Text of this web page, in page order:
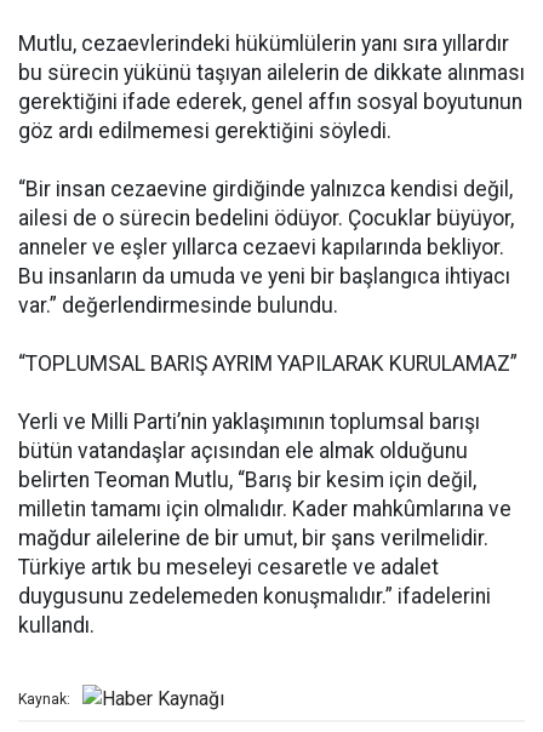
Mutlu, cezaevlerindeki hükümlülerin yanı sıra yıllardır
bu sürecin yükünü taşıyan ailelerin de dikkate alınması
gerektiğini ifade ederek, genel affın sosyal boyutunun
göz ardı edilmemesi gerektiğini söyledi.
“Bir insan cezaevine girdiğinde yalnızca kendisi değil,
ailesi de o sürecin bedelini ödüyor. Çocuklar büyüyor,
anneler ve eşler yıllarca cezaevi kapılarında bekliyor.
Bu insanların da umuda ve yeni bir başlangıca ihtiyacı
var.” değerlendirmesinde bulundu.
“TOPLUMSAL BARIŞ AYRIM YAPILARAK KURULAMAZ”
Yerli ve Milli Parti’nin yaklaşımının toplumsal barışı
bütün vatandaşlar açısından ele almak olduğunu
belirten Teoman Mutlu, “Barış bir kesim için değil,
milletin tamamı için olmalıdır. Kader mahkûmlarına ve
mağdur ailelerine de bir umut, bir şans verilmelidir.
Türkiye artık bu meseleyi cesaretle ve adalet
duygusunu zedelemeden konuşmalıdır.” ifadelerini
kullandı.
Kaynak: